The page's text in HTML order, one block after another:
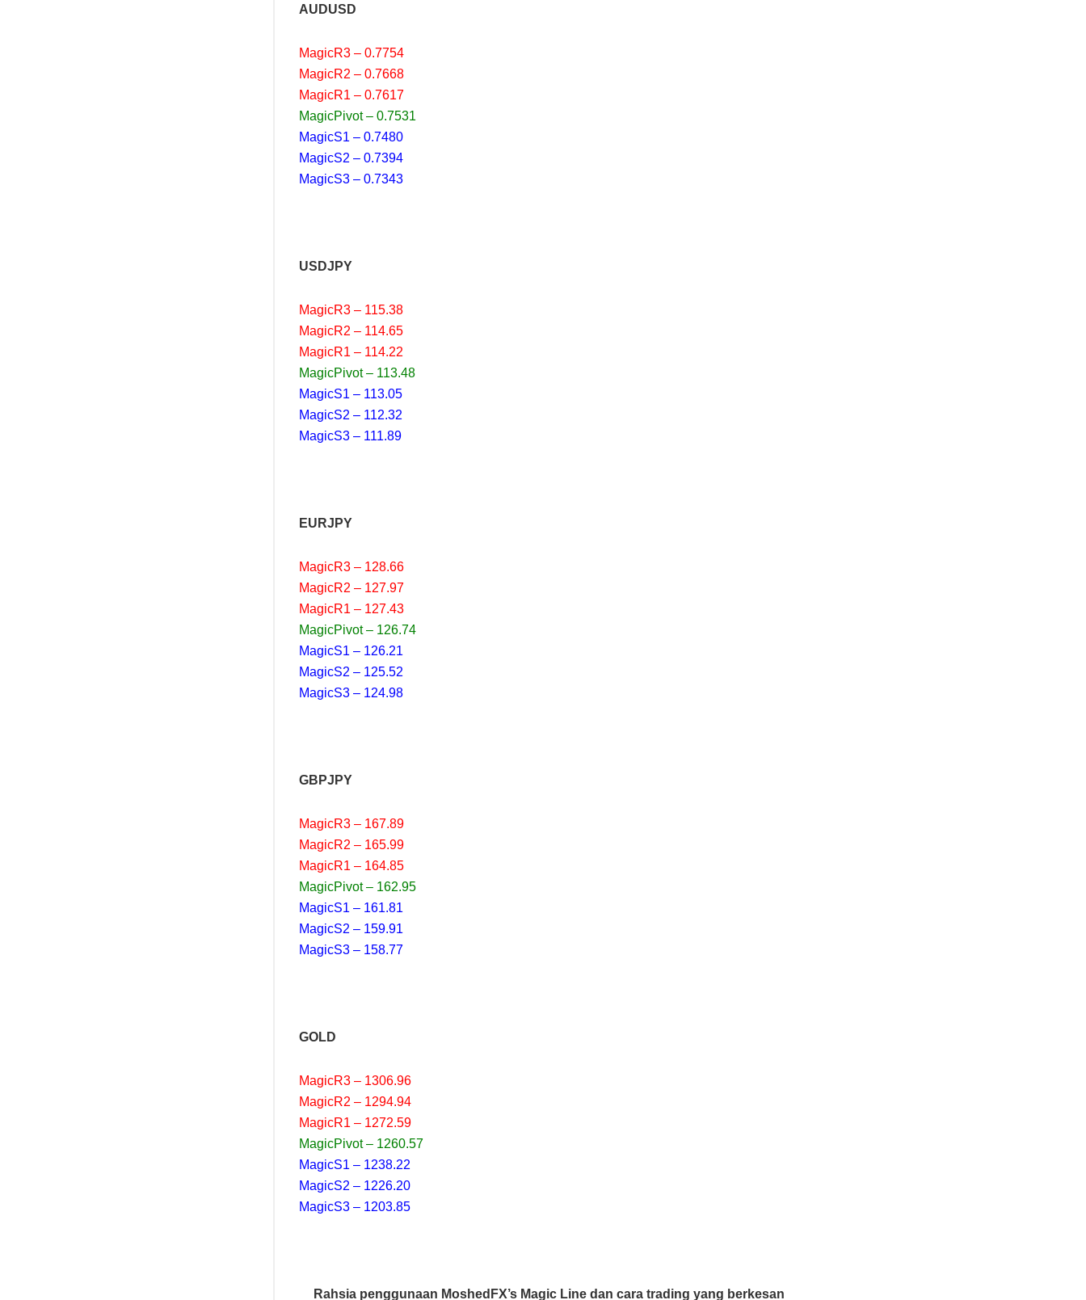
AUDUSD
MagicR3 – 0.7754
MagicR2 – 0.7668
MagicR1 – 0.7617
MagicPivot – 0.7531
MagicS1 – 0.7480
MagicS2 – 0.7394
MagicS3 – 0.7343
USDJPY
MagicR3 – 115.38
MagicR2 – 114.65
MagicR1 – 114.22
MagicPivot – 113.48
MagicS1 – 113.05
MagicS2 – 112.32
MagicS3 – 111.89
EURJPY
MagicR3 – 128.66
MagicR2 – 127.97
MagicR1 – 127.43
MagicPivot – 126.74
MagicS1 – 126.21
MagicS2 – 125.52
MagicS3 – 124.98
GBPJPY
MagicR3 – 167.89
MagicR2 – 165.99
MagicR1 – 164.85
MagicPivot – 162.95
MagicS1 – 161.81
MagicS2 – 159.91
MagicS3 – 158.77
GOLD
MagicR3 – 1306.96
MagicR2 – 1294.94
MagicR1 – 1272.59
MagicPivot – 1260.57
MagicS1 – 1238.22
MagicS2 – 1226.20
MagicS3 – 1203.85
Rahsia penggunaan MoshedFX’s Magic Line dan cara trading yang berkesan